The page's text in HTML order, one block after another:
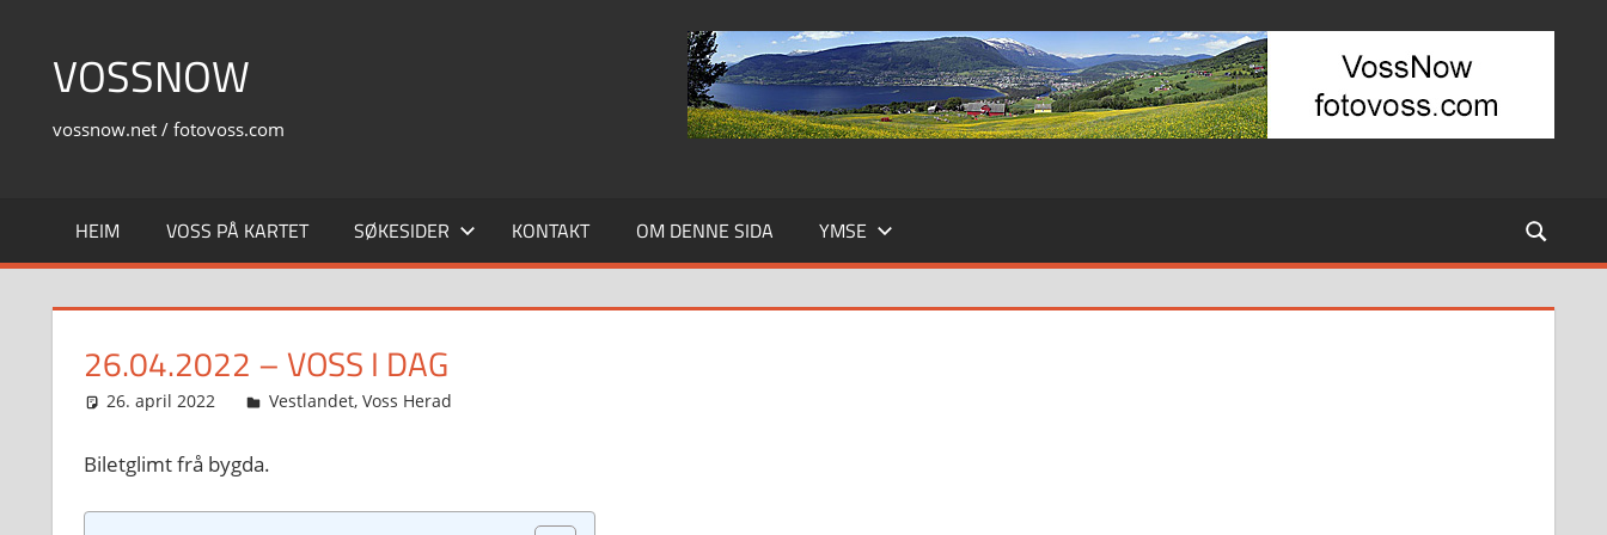
contentVOSSNOW
vossnow.net / fotovoss.com
HEIM VOSS PÅ KARTET SØKESIDER KONTAKT OM DENNE SIDA YMSE
26.04.2022 – VOSS I DAG
26. april 2022 Svein
Vestlandet, Voss Herad
Biletglimt frå bygda.